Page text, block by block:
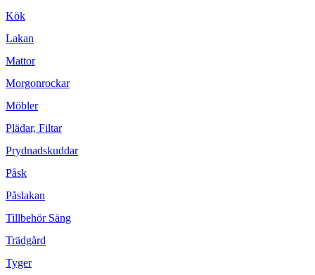
Kök
Lakan
Mattor
Morgonrockar
Möbler
Plädar, Filtar
Prydnadskuddar
Påsk
Påslakan
Tillbehör Säng
Trädgård
Tyger